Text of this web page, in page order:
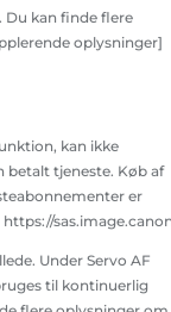
Du kan finde flere
oplysninger]
kan ikke
betalt tjeneste. Køb af
er
Under Servo AF
til kontinuerlig